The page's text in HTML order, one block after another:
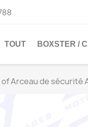
TOUT BOXSTER /
Arceau de sécurité